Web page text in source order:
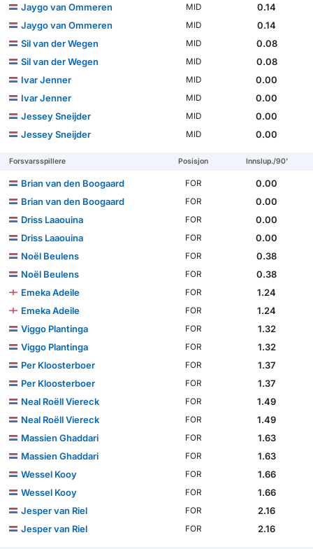
Jaygo van Ommeren
MID
0.14
Jaygo van Ommeren
MID
0.14
Sil van der Wegen
MID
0.08
Sil van der Wegen
MID
0.08
Ivar Jenner
MID
0.00
Ivar Jenner
MID
0.00
Jessey Sneijder
MID
0.00
Jessey Sneijder
MID 0.00
Forsvarsspillere Posisjon Innslup./90'
Brian van den Boogaard FOR
0.00
Brian van den Boogaard
FOR
0.00
Driss Laaouina
FOR
0.00
Driss Laaouina
FOR
0.00
Noël Beulens
FOR
0.38
Noël Beulens
FOR
0.38
Emeka Adeile
FOR
1.24
Emeka Adeile
FOR
1.24
Viggo Plantinga
FOR
1.32
Viggo Plantinga
FOR
1.32
Per Kloosterboer
FOR
1.37
Per Kloosterboer
FOR
1.37
Neal Roëll Viereck
FOR
1.49
Neal Roëll Viereck
FOR
1.49
Massien Ghaddari
FOR
1.63
Massien Ghaddari
FOR
1.63
Wessel Kooy
FOR
1.66
Wessel Kooy
FOR
1.66
Jesper van Riel
FOR
2.16
Jesper van Riel
FOR 2.16